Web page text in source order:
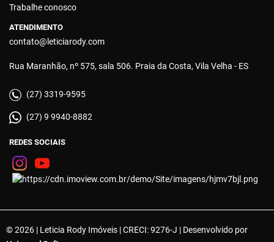
Trabalhe conosco
ATENDIMENTO
contato@leticiarody.com
Rua Maranhão, nº 575, sala 506. Praia da Costa, Vila Velha - ES
(27) 3319-9595
(27) 9 9940-8882
REDES SOCIAIS
© 2026 | Leticia Rody Imóveis | CRECI: 9276-J | Desenvolvido por